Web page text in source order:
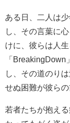
ある日、二人は
し、その言葉に
けに、彼らは人
「
し、その道のり
せぬ困難が彼ら
若者たちが抱え